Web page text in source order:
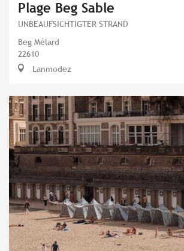
Plage Beg Sable
UNBEAUFSICHTIGTER STRAND
Beg Mélard
22610
Lanmodez